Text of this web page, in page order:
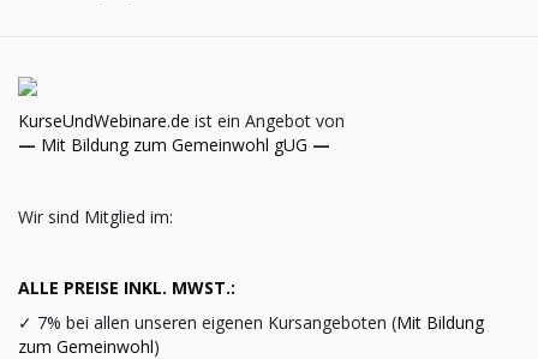
KurseUndWebinare.de ist ein Angebot von
— Mit Bildung zum Gemeinwohl gUG —
Wir sind Mitglied im:
ALLE PREISE INKL. MWST.:
✓ 7% bei allen unseren eigenen Kursangeboten (Mit Bildung
zum Gemeinwohl)